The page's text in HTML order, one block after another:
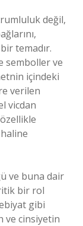
değil,
temadır.
semboller ve
içindeki
verilen
vicdan
ve buna dair
bir rol
gibi
ve cinsiyetin